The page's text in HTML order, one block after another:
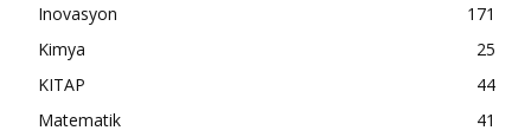
Inovasyon
171
Kimya
25
KITAP
44
Matematik
41